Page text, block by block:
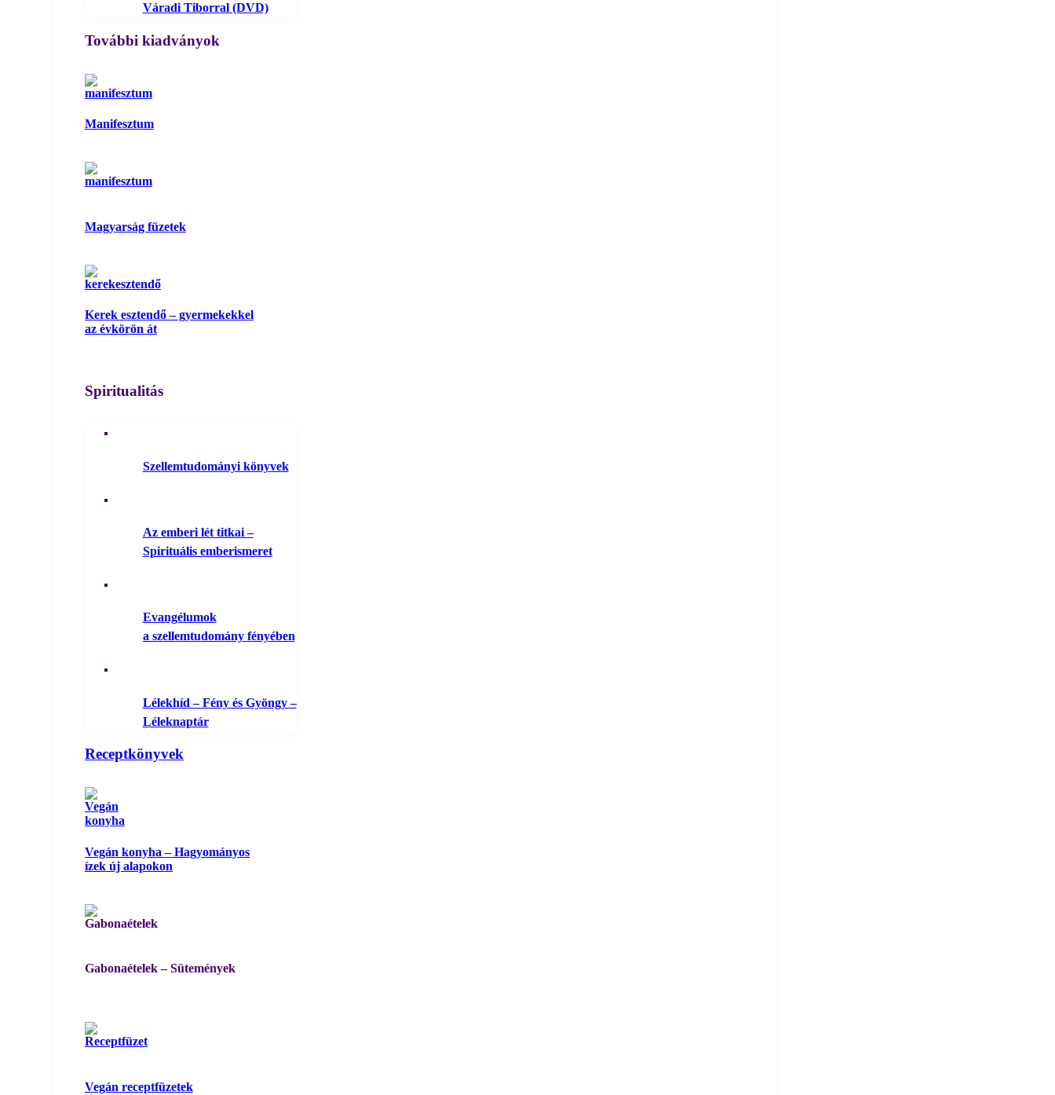
Váradi Tiborral (DVD)
További kiadványok
Manifesztum
Magyarság füzetek
Kerek esztendő – gyermekekkel
az évkörön át
Spiritualitás
Szellemtudományi könyvek
Az emberi lét titkai –
Spirituális emberismeret
Evangélumok
a szellemtudomány fényében
Lélekhíd – Fény és Gyöngy –
Léleknaptár
Receptkönyvek
Vegán konyha – Hagyományos
ízek új alapokon
Gabonaételek – Sütemények
Vegán receptfüzetek